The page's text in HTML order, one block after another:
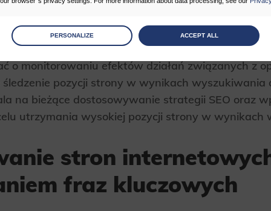
preferences
the consents of your choice
and data stored on the end device contribute to the security and usability of the website by
functions such as site navigation and access to specific areas of the website. The website cannot
this group.
used to personalize your use of our website and to remember choices you make while using our
may use functional cookies to remember your language preferences or to remember your login
to use the site.
PERSONALIZE ACCEPT ALL
content marketingową oraz SEO, która
o monitorowaniu efektów działań związanych z
śledzenie pozycji strony w wynikach
na bieżące dostosowywanie strategii SEO oraz
utrzymania wysokiej pozycji strony w wynikach
stron
fraz kluczowych